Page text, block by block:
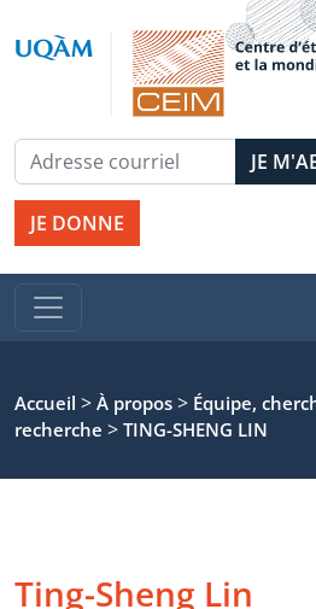
JE DONNE
Accueil > À propos > Équipe,
recherche > TING-SHENG LIN
Ting-Sheng Lin